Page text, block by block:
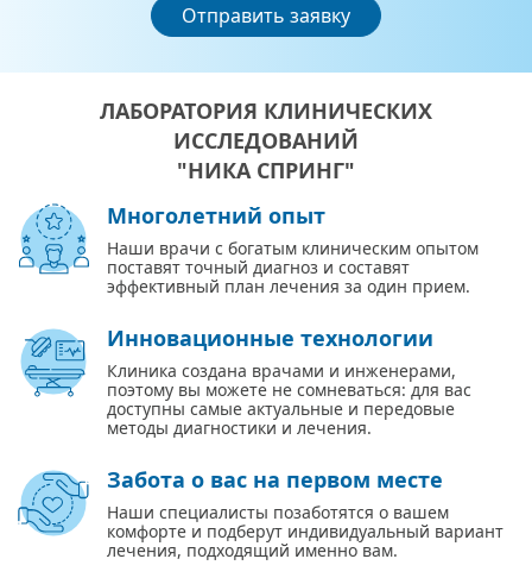
Отправить заявку
ЛАБОРАТОРИЯ КЛИНИЧЕСКИХ
ИССЛЕДОВАНИЙ
"НИКА СПРИНГ"
Многолетний опыт
Наши врачи с богатым клиническим опытом
поставят точный диагноз и составят
эффективный план лечения за один прием.
Инновационные технологии
Клиника создана врачами и инженерами,
поэтому вы можете не сомневаться: для вас
доступны самые актуальные и передовые
методы диагностики и лечения.
Забота о вас на первом месте
Наши специалисты позаботятся о вашем
комфорте и подберут индивидуальный вариант
лечения, подходящий именно вам.